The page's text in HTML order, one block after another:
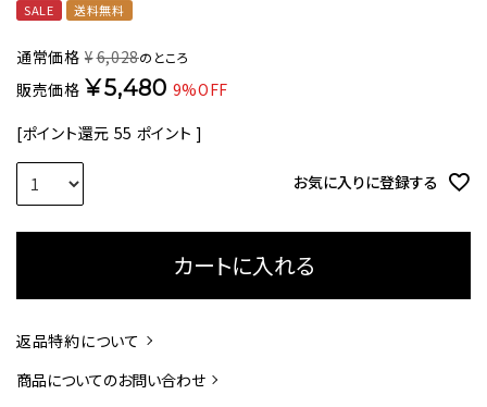
SALE 送料無料
通常価格 ¥6,028のところ
販売価格 ¥5,480 9%OFF
[ポイント還元 55 ポイント ]
お気に入りに登録する
カートに入れる
返品特約について
商品についてのお問い合わせ